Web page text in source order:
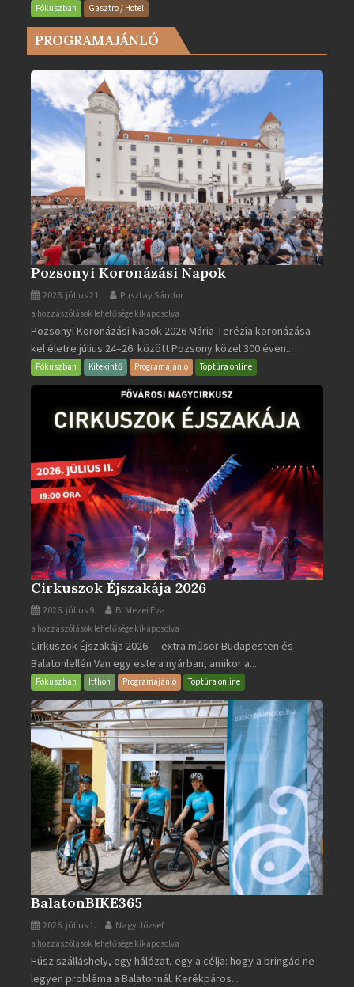
legjobb
városa
2025-
bejegyzéshez
Fókuszban Gasztro / Hotel
PROGRAMAJÁNLÓ
Pozsonyi Koronázási Napok
2026. július 21. Pusztay Sándor
Pozsonyi
Koronázási
Napok
bejegyzéshez
a hozzászólások lehetősége kikapcsolva
Pozsonyi Koronázási Napok 2026 Mária Terézia koronázása
kel életre július 24–26. között Pozsony közel 300 éven...
Fókuszban Kitekintő Programajánló Toptúra online
Cirkuszok Éjszakája 2026
2026. július 9. B. Mezei Éva
Cirkuszok
Éjszakája
2026
bejegyzéshez
a hozzászólások lehetősége kikapcsolva
Cirkuszok Éjszakája 2026 — extra műsor Budapesten és
Balatonlellén Van egy este a nyárban, amikor a...
Fókuszban Itthon Programajánló Toptúra online
BalatonBIKE365
2026. július 1. Nagy József
BalatonBIKE365
bejegyzéshez
a hozzászólások lehetősége kikapcsolva
Húsz szálláshely, egy hálózat, egy a célja: hogy a bringád ne
legyen probléma a Balatonnál. Kerékpáros...